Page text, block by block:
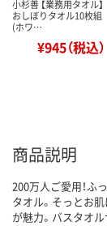
小杉善 【業務用タオル】
おしぼりタオル10枚組
(ホワ…
¥945（税込）
商品説明
200万人ご愛用！ふ
タオル。そっとお
が魅力。バスタオル